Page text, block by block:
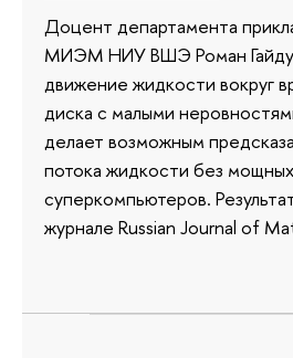
Доцент департамента
МИЭМ НИУ ВШЭ Роман
движение жидкости вокруг
диска с малыми
делает возможным
потока жидкости без мощных
суперкомпьютеров.
журнале Russian Journal of